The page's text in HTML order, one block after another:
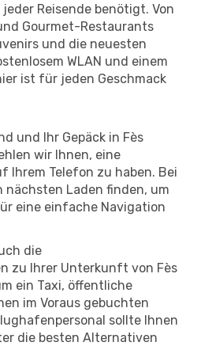
Reisende benötigt. Von
Gourmet-Restaurants
und die neuesten
WLAN und einem
ist für jeden Geschmack
und Ihr Gepäck in Fès
wir Ihnen, eine
Ihrem Telefon zu haben. Bei
nächsten Laden finden, um
eine einfache Navigation
die
zu Ihrer Unterkunft von Fès
ein Taxi, öffentliche
im Voraus gebuchten
sollte Ihnen
die besten Alternativen